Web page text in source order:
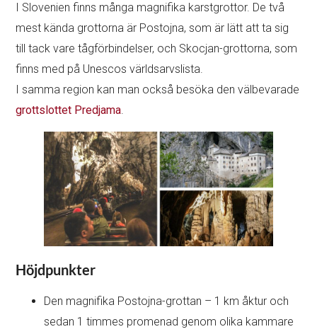
I Slovenien finns många magnifika karstgrottor. De två
mest kända grottorna är Postojna, som är lätt att ta sig
till tack vare tågförbindelser, och Skocjan-grottorna, som
finns med på Unescos världsarvslista.
I samma region kan man också besöka den välbevarade
grottslottet Predjama.
Höjdpunkter
Den magnifika Postojna-grottan – 1 km åktur och
sedan 1 timmes promenad genom olika kammare